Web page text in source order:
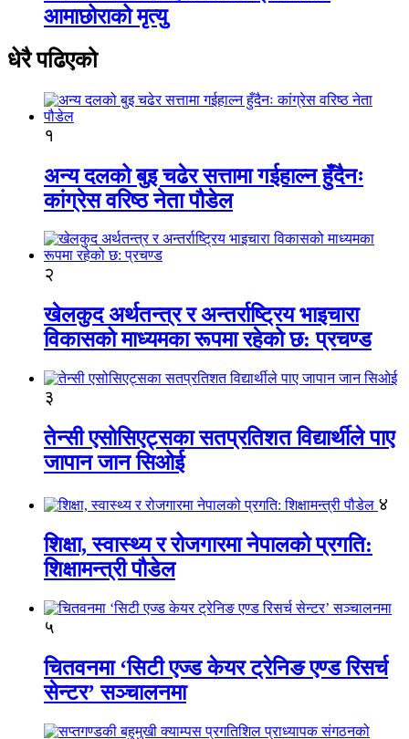
आमाछोराको मृत्यु
धेरै पढिएको
१
अन्य दलको बुइ चढेर सत्तामा गईहाल्न हुँदैनः
कांग्रेस वरिष्ठ नेता पौडेल
२
खेलकुद अर्थतन्त्र र अन्तर्राष्ट्रिय भाइचारा
विकासको माध्यमका रूपमा रहेको छ: प्रचण्ड
३
तेन्सी एसोसिएट्सका सतप्रतिशत विद्यार्थीले पाए
जापान जान सिओई
४
शिक्षा, स्वास्थ्य र रोजगारमा नेपालको प्रगति:
शिक्षामन्त्री पौडेल
५
चितवनमा ‘सिटी एज्ड केयर ट्रेनिङ एण्ड रिसर्च
सेन्टर’ सञ्चालनमा